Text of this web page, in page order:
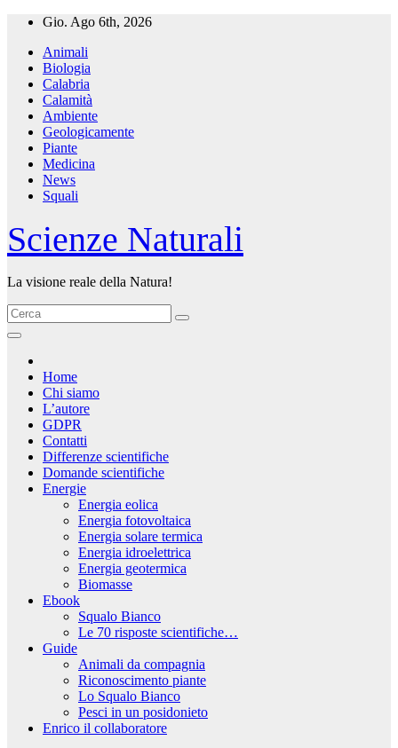
Salta
contenuto
Gio. Ago 6th, 2026
Animali
Biologia
Calabria
Calamità
Ambiente
Geologicamente
Piante
Medicina
News
Squali
Scienze Naturali
La visione reale della Natura!
Home
Chi siamo
L’autore
GDPR
Contatti
Differenze scientifiche
Domande scientifiche
Energie
Energia eolica
Energia fotovoltaica
Energia solare termica
Energia idroelettrica
Energia geotermica
Biomasse
Ebook
Squalo Bianco
Le 70 risposte scientifiche…
Guide
Animali da compagnia
Riconoscimento piante
Lo Squalo Bianco
Pesci in un posidonieto
Enrico il collaboratore